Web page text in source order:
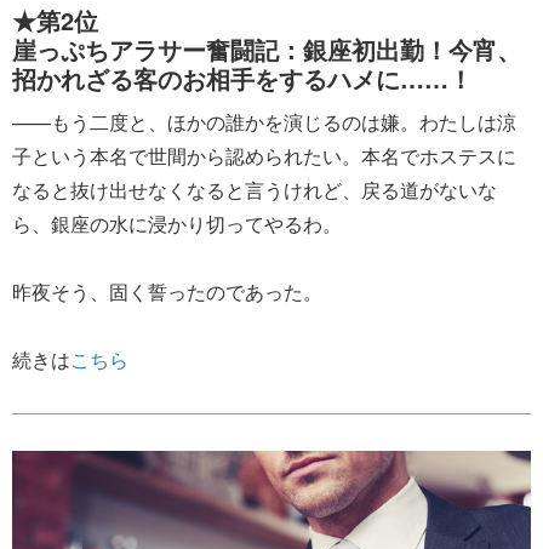
★第2位
崖っぷちアラサー奮闘記：銀座初出勤！今宵、
招かれざる客のお相手をするハメに……！
——もう二度と、ほかの誰かを演じるのは嫌。わたしは涼
子という本名で世間から認められたい。本名でホステスに
なると抜け出せなくなると言うけれど、戻る道がないな
ら、銀座の水に浸かり切ってやるわ。
昨夜そう、固く誓ったのであった。
続きはこちら